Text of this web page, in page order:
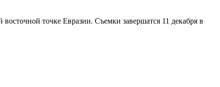
восточной точке Евразии. Съемки завершатся 11 декабря в